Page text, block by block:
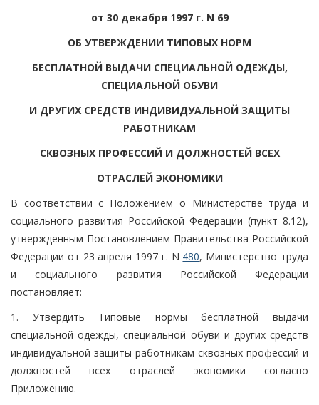
от 30 декабря 1997 г. N 69
ОБ УТВЕРЖДЕНИИ ТИПОВЫХ НОРМ
БЕСПЛАТНОЙ ВЫДАЧИ СПЕЦИАЛЬНОЙ ОДЕЖДЫ,
СПЕЦИАЛЬНОЙ ОБУВИ
И ДРУГИХ СРЕДСТВ ИНДИВИДУАЛЬНОЙ ЗАЩИТЫ
РАБОТНИКАМ
СКВОЗНЫХ ПРОФЕССИЙ И ДОЛЖНОСТЕЙ ВСЕХ
ОТРАСЛЕЙ ЭКОНОМИКИ
В соответствии с Положением о Министерстве труда и
социального развития Российской Федерации (пункт 8.12),
утвержденным Постановлением Правительства Российской
Федерации от 23 апреля 1997 г. N 480, Министерство труда
и социального развития Российской Федерации
постановляет:
1. Утвердить Типовые нормы бесплатной выдачи
специальной одежды, специальной обуви и других средств
индивидуальной защиты работникам сквозных профессий и
должностей всех отраслей экономики согласно
Приложению.